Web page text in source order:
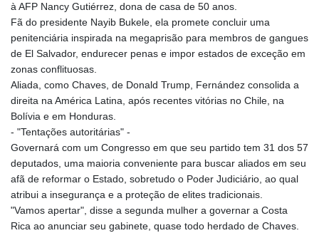
IRR
1585920.982023
ISK 142.572116
JMD 183.168441
JOD 0.817863
KGS 100.875887
KHR
4684.773512
KMF 492.554315
KRW 1633.35962
KWD 0.3563
à AFP Nancy Gutiérrez, dona de casa de 50 anos.
Fã do presidente Nayib Bukele, ela promete concluir uma
penitenciária inspirada na megaprisão para membros de gangues
de El Salvador, endurecer penas e impor estados de exceção em
zonas conflituosas.
Aliada, como Chaves, de Donald Trump, Fernández consolida a
direita na América Latina, após recentes vitórias no Chile, na
Bolívia e em Honduras.
- "Tentações autoritárias" -
Governará com um Congresso em que seu partido tem 31 dos 57
deputados, uma maioria conveniente para buscar aliados em seu
afã de reformar o Estado, sobretudo o Poder Judiciário, ao qual
atribui a insegurança e a proteção de elites tradicionais.
"Vamos apertar", disse a segunda mulher a governar a Costa
Rica ao anunciar seu gabinete, quase todo herdado de Chaves.